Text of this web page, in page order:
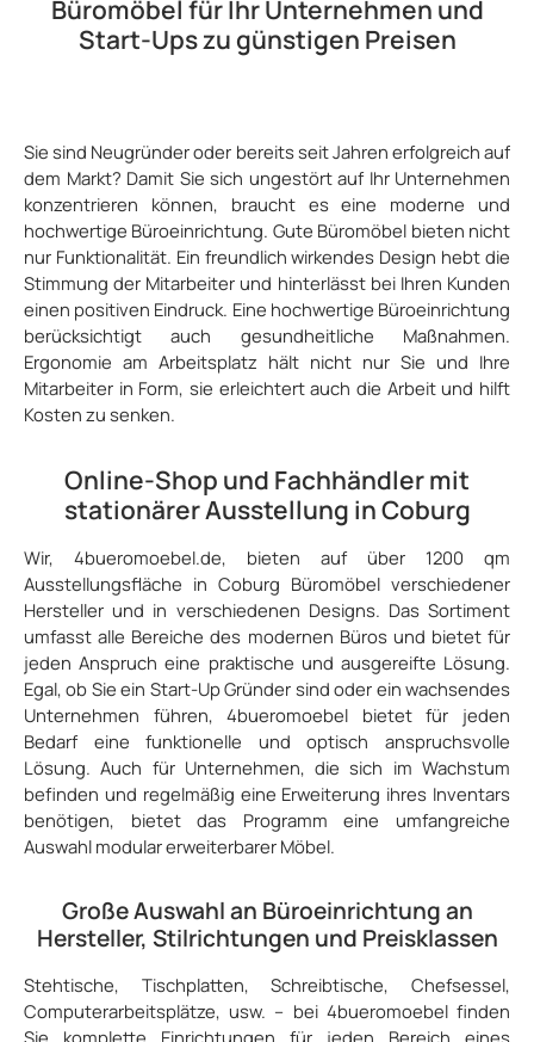
Büromöbel für Ihr Unternehmen und
Start-Ups zu günstigen Preisen
Sie sind Neugründer oder bereits seit Jahren erfolgreich auf
dem Markt? Damit Sie sich ungestört auf Ihr Unternehmen
konzentrieren können, braucht es eine moderne und
hochwertige Büroeinrichtung. Gute Büromöbel bieten nicht
nur Funktionalität. Ein freundlich wirkendes Design hebt die
Stimmung der Mitarbeiter und hinterlässt bei Ihren Kunden
einen positiven Eindruck. Eine hochwertige Büroeinrichtung
berücksichtigt auch gesundheitliche Maßnahmen.
Ergonomie am Arbeitsplatz hält nicht nur Sie und Ihre
Mitarbeiter in Form, sie erleichtert auch die Arbeit und hilft
Kosten zu senken.
Online-Shop und Fachhändler mit
stationärer Ausstellung in Coburg
Wir, 4bueromoebel.de, bieten auf über 1200 qm
Ausstellungsfläche in Coburg Büromöbel verschiedener
Hersteller und in verschiedenen Designs. Das Sortiment
umfasst alle Bereiche des modernen Büros und bietet für
jeden Anspruch eine praktische und ausgereifte Lösung.
Egal, ob Sie ein Start-Up Gründer sind oder ein wachsendes
Unternehmen führen, 4bueromoebel bietet für jeden
Bedarf eine funktionelle und optisch anspruchsvolle
Lösung. Auch für Unternehmen, die sich im Wachstum
befinden und regelmäßig eine Erweiterung ihres Inventars
benötigen, bietet das Programm eine umfangreiche
Auswahl modular erweiterbarer Möbel.
Große Auswahl an Büroeinrichtung an
Hersteller, Stilrichtungen und Preisklassen
Stehtische, Tischplatten, Schreibtische, Chefsessel,
Computerarbeitsplätze, usw. – bei 4bueromoebel finden